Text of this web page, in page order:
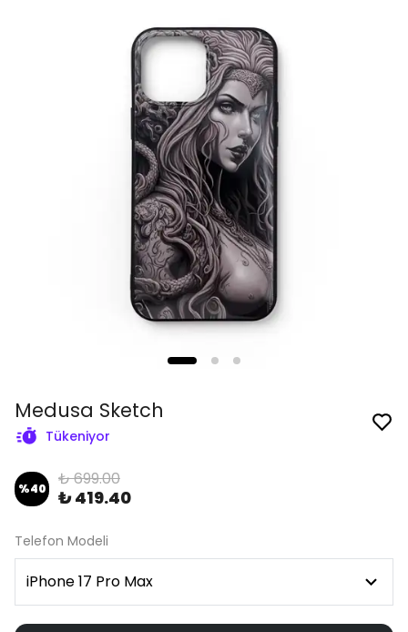
Medusa Sketch
Tükeniyor
%40 ₺ 699.00
₺ 419.40
Telefon Modeli